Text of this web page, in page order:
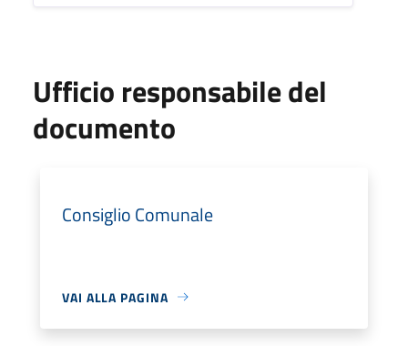
Ufficio responsabile del
documento
Consiglio Comunale
VAI ALLA PAGINA